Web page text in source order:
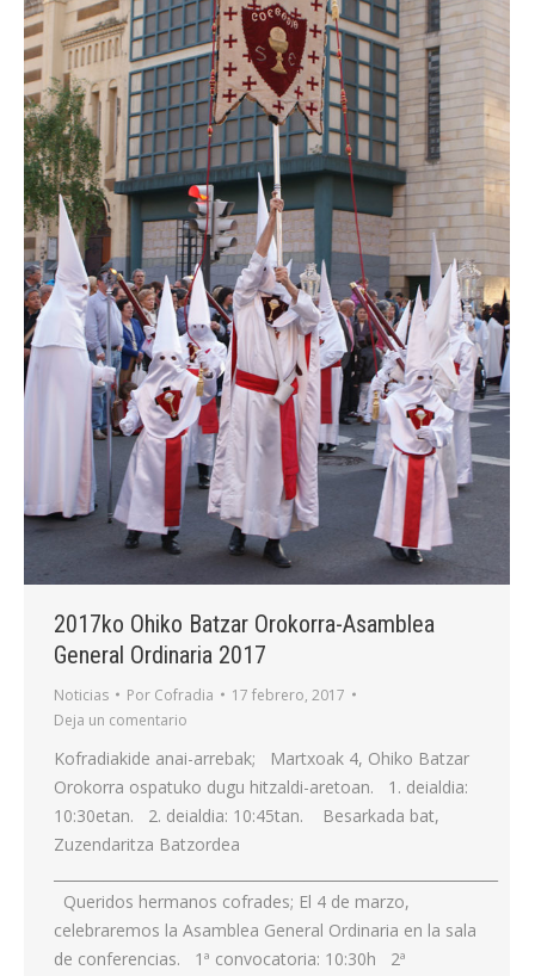
2017ko Ohiko Batzar Orokorra-Asamblea
General Ordinaria 2017
Noticias Por Cofradia
17 febrero, 2017
Deja un comentario
Kofradiakide anai-arrebak; Martxoak 4, Ohiko Batzar
Orokorra ospatuko dugu hitzaldi-aretoan. 1. deialdia:
10:30etan. 2. deialdia: 10:45tan. Besarkada bat,
Zuzendaritza Batzordea
Queridos hermanos cofrades; El 4 de marzo,
celebraremos la Asamblea General Ordinaria en la sala
de conferencias. 1ª convocatoria: 10:30h 2ª